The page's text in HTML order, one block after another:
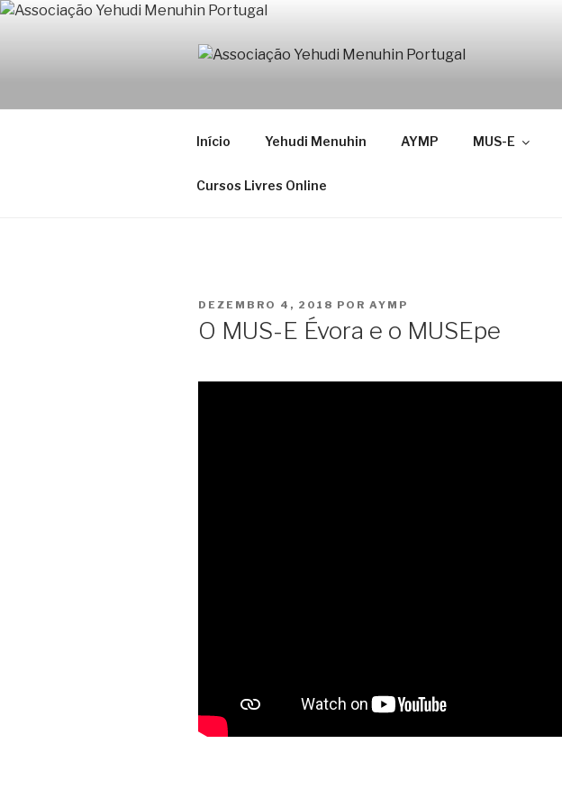
Saltar
Início Yehudi Menuhin AYMP MUS-E
Cursos Livres Online
PUBLICADO
DEZEMBRO 4, 2018 POR AYMP
O MUS-E Évora e o MUSEpe